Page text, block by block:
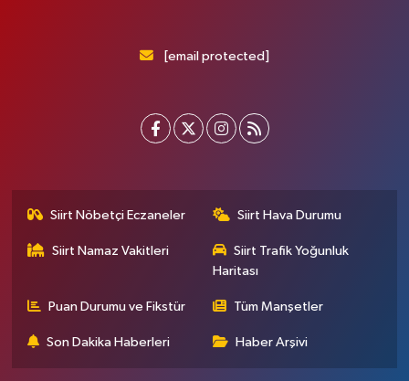
[email protected]
Siirt Nöbetçi Eczaneler Siirt Hava Durumu
Siirt Namaz Vakitleri
Siirt Trafik Yoğunluk
Haritası
Puan Durumu ve Fikstür Tüm Manşetler
Son Dakika Haberleri Haber Arşivi